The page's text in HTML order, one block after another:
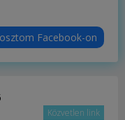
Facebook-on
Közvetlen link